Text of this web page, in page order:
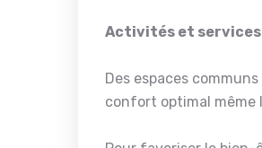
Activités et services
Des espaces communs
confort optimal même